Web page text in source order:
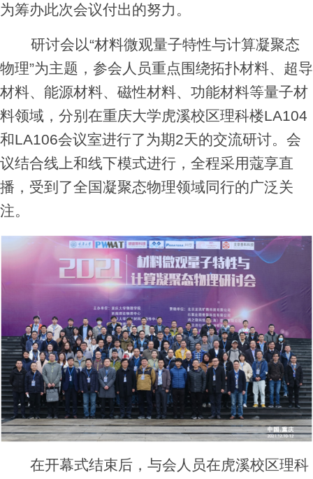
为筹办此次会议付出的努力。
研讨会以“材料微观量子特性与计算凝聚态
物理”为主题，参会人员重点围绕拓扑材料、超导
材料、能源材料、磁性材料、功能材料等量子材
料领域，分别在重庆大学虎溪校区理科楼LA104
和LA106会议室进行了为期2天的交流研讨。会
议结合线上和线下模式进行，全程采用蔻享直
播，受到了全国凝聚态物理领域同行的广泛关
注。
在开幕式结束后，与会人员在虎溪校区理科